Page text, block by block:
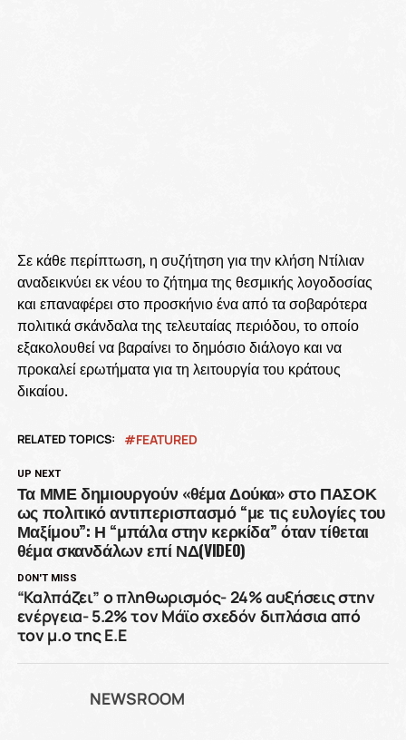
Σε κάθε περίπτωση, η συζήτηση για την κλήση Ντίλιαν
αναδεικνύει εκ νέου το ζήτημα της θεσμικής λογοδοσίας
και επαναφέρει στο προσκήνιο ένα από τα σοβαρότερα
πολιτικά σκάνδαλα της τελευταίας περιόδου, το οποίο
εξακολουθεί να βαραίνει το δημόσιο διάλογο και να
προκαλεί ερωτήματα για τη λειτουργία του κράτους
δικαίου.
RELATED TOPICS: FEATURED
UP NEXT
Τα ΜΜΕ δημιουργούν «θέμα Δούκα» στο ΠΑΣΟΚ
ως πολιτικό αντιπερισπασμό “με τις ευλογίες του
Μαξίμου”: Η “μπάλα στην κερκίδα” όταν τίθεται
θέμα σκανδάλων επί ΝΔ(VIDEO)
DON'T MISS
“Καλπάζει” ο πληθωρισμός- 24% αυξήσεις στην
ενέργεια- 5.2% τον Μάϊο σχεδόν διπλάσια από
τον μ.ο της Ε.Ε
NEWSROOM